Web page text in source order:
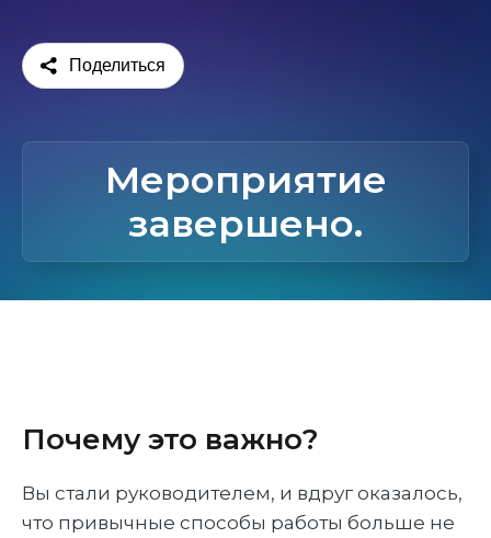
Поделиться
Мероприятие
завершено.
Почему это важно?
Вы стали руководителем, и вдруг оказалось,
что привычные способы работы больше не